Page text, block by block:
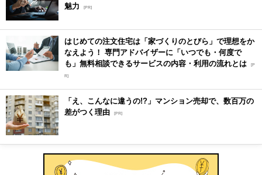
魅力
[PR]
はじめての注文住宅は「家づくりのとびら」で理想をか
なえよう！ 専門アドバイザーに「いつでも・何度で
も」無料相談できるサービスの内容・利用の流れとは [P
R]
「え、こんなに違うの!?」マンション売却で、数百万の
差がつく理由 [PR]